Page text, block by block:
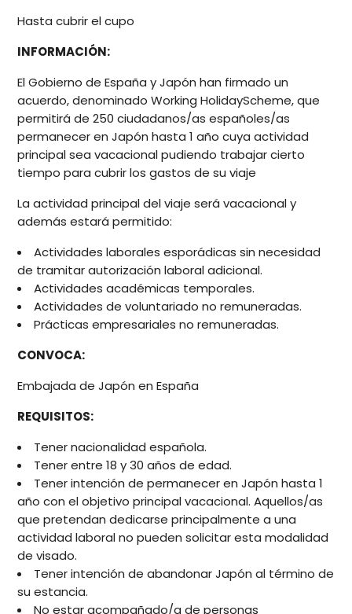
Hasta cubrir el cupo
INFORMACIÓN:
El Gobierno de España y Japón han firmado un
acuerdo, denominado Working HolidayScheme, que
permitirá de 250 ciudadanos/as españoles/as
permanecer en Japón hasta 1 año cuya actividad
principal sea vacacional pudiendo trabajar cierto
tiempo para cubrir los gastos de su viaje
La actividad principal del viaje será vacacional y
además estará permitido:
Actividades laborales esporádicas sin necesidad
de tramitar autorización laboral adicional.
Actividades académicas temporales.
Actividades de voluntariado no remuneradas.
Prácticas empresariales no remuneradas.
CONVOCA:
Embajada de Japón en España
REQUISITOS:
Tener nacionalidad española.
Tener entre 18 y 30 años de edad.
Tener intención de permanecer en Japón hasta 1
año con el objetivo principal vacacional. Aquellos/as
que pretendan dedicarse principalmente a una
actividad laboral no pueden solicitar esta modalidad
de visado.
Tener intención de abandonar Japón al término de
su estancia.
No estar acompañado/a de personas